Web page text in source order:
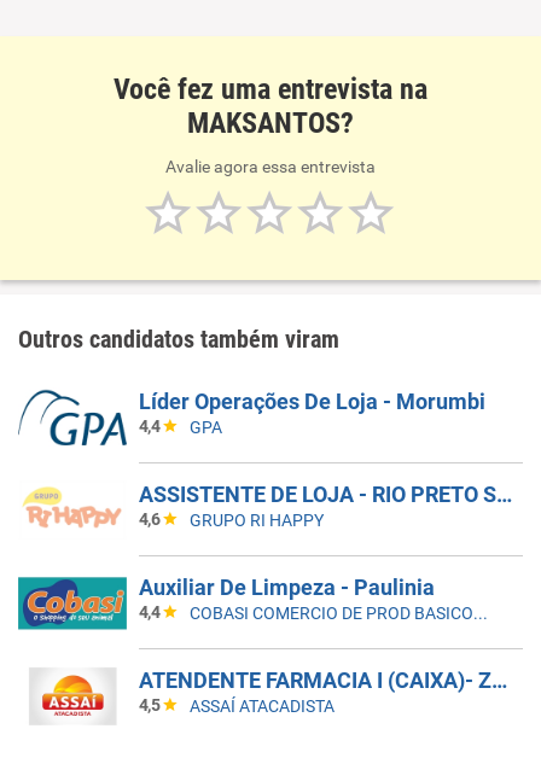
Você fez uma entrevista na
MAKSANTOS?
Avalie agora essa entrevista
Outros candidatos também viram
Líder Operações De Loja - Morumbi
4,4 GPA
ASSISTENTE DE LOJA - RIO PRETO SHOPPING - EFETIVO
4,6 GRUPO RI HAPPY
Auxiliar De Limpeza - Paulinia
4,4 COBASI COMERCIO DE PROD BASICOS E INDUSTRIALIZADOS LTDA
ATENDENTE FARMACIA I (CAIXA)- ZONA LESTE/SP
4,5 ASSAÍ ATACADISTA